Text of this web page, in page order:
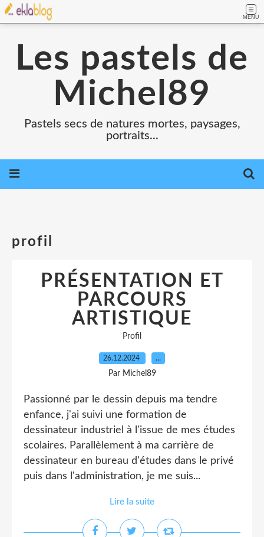
MENU
Les pastels de
Michel89
Pastels secs de natures mortes, paysages,
portraits...
profil
PRÉSENTATION ET
PARCOURS
ARTISTIQUE
Profil
26.12.2024 …
Par Michel89
Passionné par le dessin depuis ma tendre
enfance, j'ai suivi une formation de
dessinateur industriel à l'issue de mes études
scolaires. Parallèlement à ma carrière de
dessinateur en bureau d'études dans le privé
puis dans l'administration, je me suis...
Lire la suite